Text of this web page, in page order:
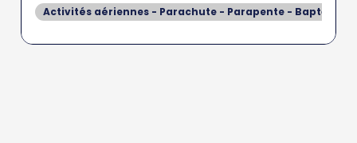
Activités aériennes - Parachute - Parapente - Baptême